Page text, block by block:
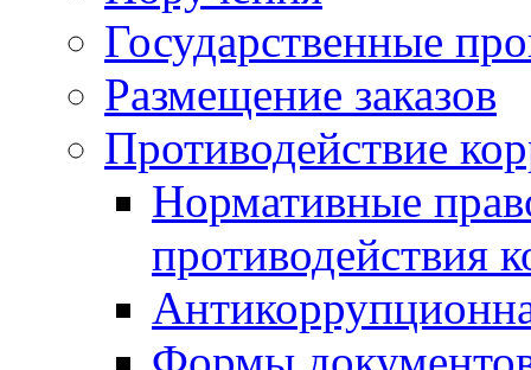
Государственные
Размещение заказов
Противодействие
Нормативные
противодействия